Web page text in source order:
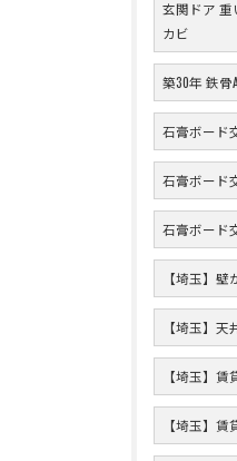
玄関ドア 重
カビ
築30年 鉄骨
石膏ボード
石膏ボード
石膏ボード
【埼玉】
【埼玉】
【埼玉】
【埼玉】